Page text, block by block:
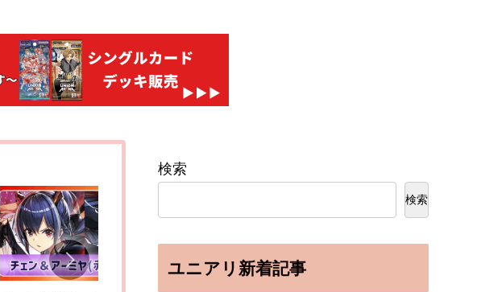
検索
検索
ユニアリ新着記事